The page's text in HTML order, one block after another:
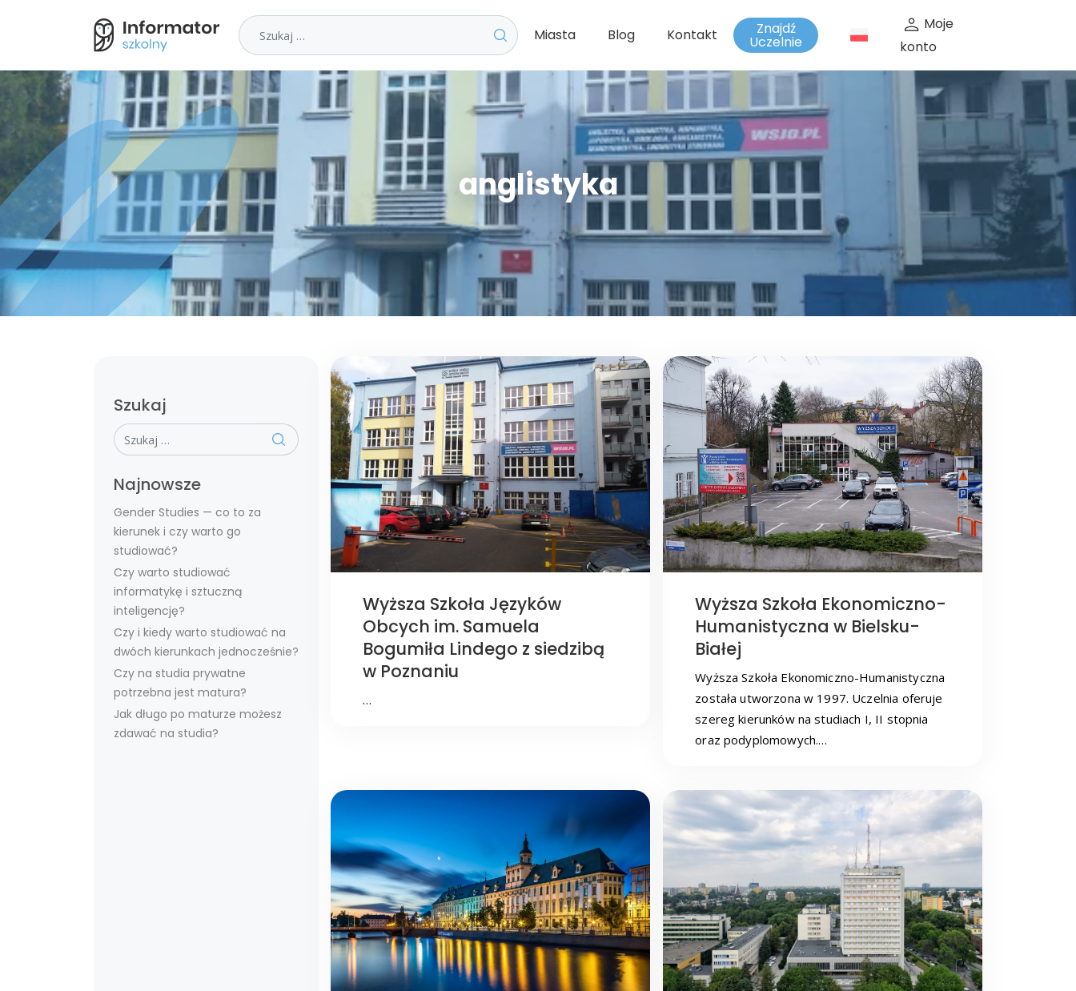
Szukaj
Miasta Blog Kontakt Znajdź
Uczelnie
Moje
konto
anglistyka
Szukaj
Szukaj
Najnowsze
Gender Studies — co to za
kierunek i czy warto go
studiować?
Czy warto studiować
informatykę i sztuczną
inteligencję?
Czy i kiedy warto studiować na
dwóch kierunkach jednocześnie?
Czy na studia prywatne
potrzebna jest matura?
Jak długo po maturze możesz
zdawać na studia?
Wyższa Szkoła Języków
Obcych im. Samuela
Bogumiła Lindego z siedzibą
w Poznaniu
…
Wyższa Szkoła Ekonomiczno-
Humanistyczna w Bielsku-
Białej
Wyższa Szkoła Ekonomiczno-Humanistyczna
została utworzona w 1997. Uczelnia oferuje
szereg kierunków na studiach I, II stopnia
oraz podyplomowych.…